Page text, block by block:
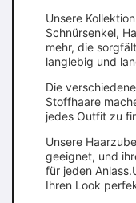
Unsere
Schnürsenkel,
mehr, die
langlebig und
Die
Stoffhaare
jedes Outfit zu
Unsere
geeignet, und
für jeden
Ihren Look